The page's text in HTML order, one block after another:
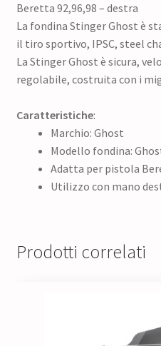
Beretta 92,96,98 – destra
La fondina Stinger Ghost è
il tiro sportivo, IPSC, steel
La Stinger Ghost è sicura,
regolabile, costruita con i
Caratteristiche:
Marchio: Ghost
Modello fondina:
Adatta per pistola
Utilizzo con mano
Prodotti correlati